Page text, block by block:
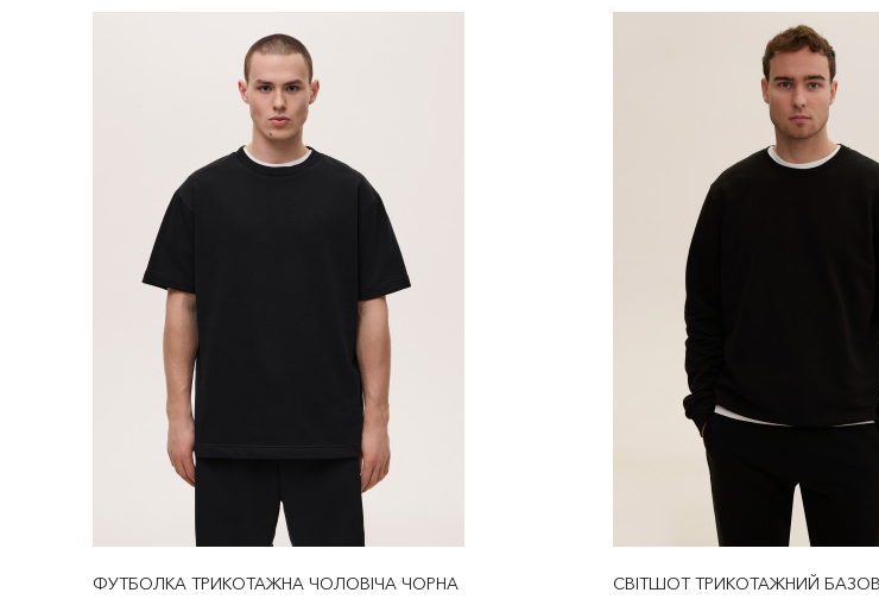
ФУТБОЛКА ТРИКОТАЖНА ЧОЛОВІЧА ЧОРНА
СВІТШОТ ТРИКОТАЖНИЙ